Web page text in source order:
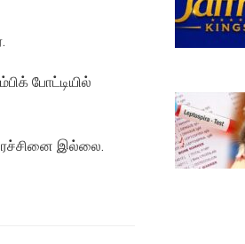
போட்டியில்
இல்லை.